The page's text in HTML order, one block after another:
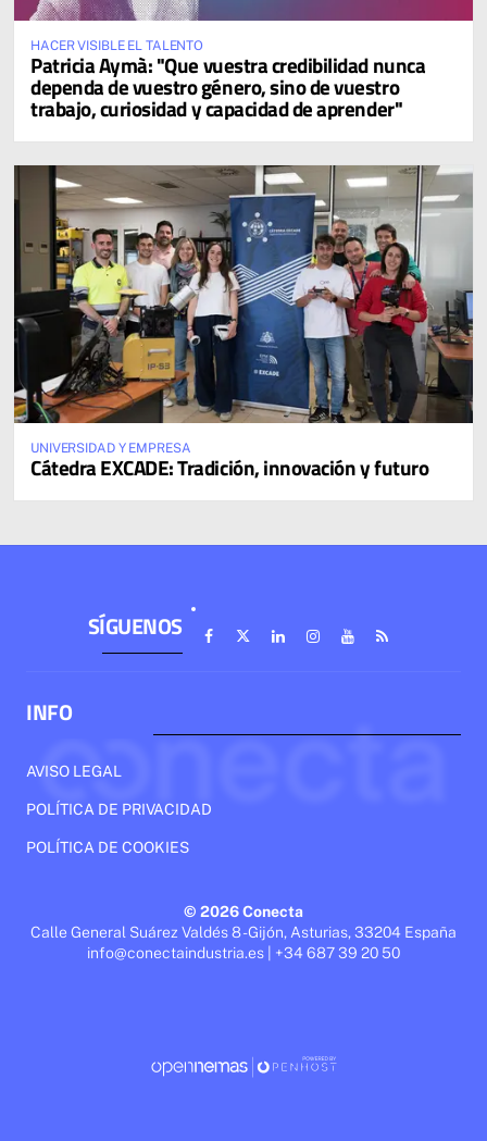
HACER VISIBLE EL TALENTO
Patricia Aymà: "Que vuestra credibilidad nunca
dependa de vuestro género, sino de vuestro
trabajo, curiosidad y capacidad de aprender"
UNIVERSIDAD Y EMPRESA
Cátedra EXCADE: Tradición, innovación y futuro
SÍGUENOS
INFO
AVISO LEGAL
POLÍTICA DE PRIVACIDAD
POLÍTICA DE COOKIES
© 2026 Conecta
Calle General Suárez Valdés 8 - Gijón, Asturias, 33204 España
info@conectaindustria.es | +34 687 39 20 50